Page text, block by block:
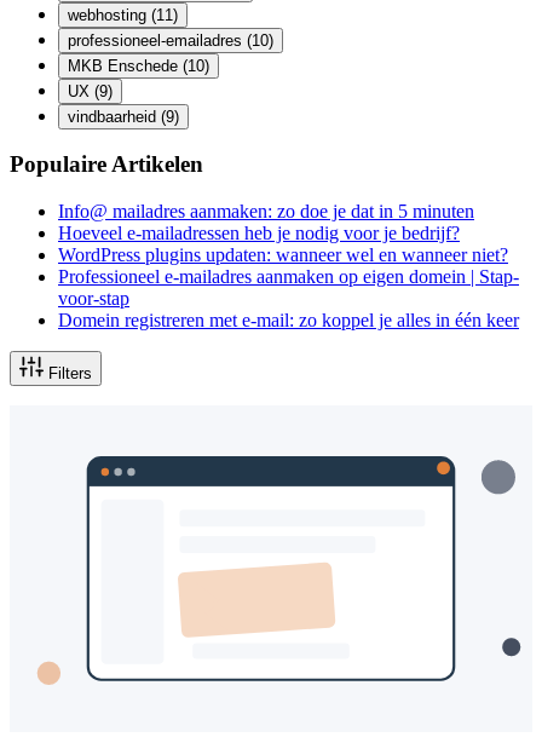
webhosting (11)
professioneel-emailadres (10)
MKB Enschede (10)
UX (9)
vindbaarheid (9)
Populaire Artikelen
Info@ mailadres aanmaken: zo doe je dat in 5 minuten
Hoeveel e-mailadressen heb je nodig voor je bedrijf?
WordPress plugins updaten: wanneer wel en wanneer niet?
Professioneel e-mailadres aanmaken op eigen domein | Stap-
voor-stap
Domein registreren met e-mail: zo koppel je alles in één keer
Filters